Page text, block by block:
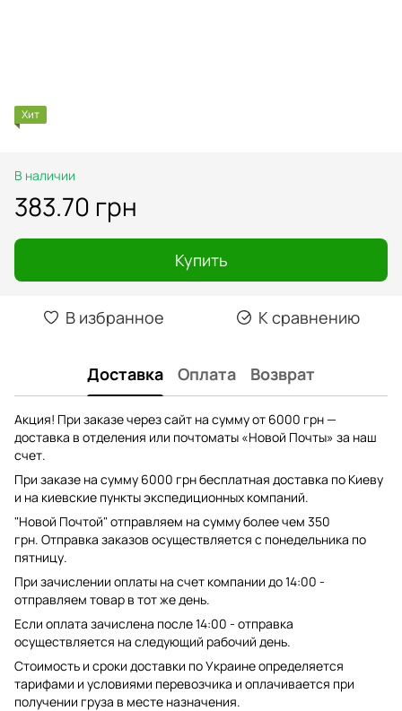
Хит
В наличии
383.70 грн
Купить
В избранное К сравнению
Доставка Оплата Возврат
Акция! При заказе через сайт на сумму от 6000 грн —
доставка в отделения или почтоматы «Новой Почты» за наш
счет.
При заказе на сумму 6000 грн бесплатная доставка по Киеву
и на киевские пункты экспедиционных компаний.
"Новой Почтой" отправляем на сумму более чем 350
грн. Отправка заказов осуществляется с понедельника по
пятницу.
При зачислении оплаты на счет компании до 14:00 -
отправляем товар в тот же день.
Если оплата зачислена после 14:00 - отправка
осуществляется на следующий рабочий день.
Стоимость и сроки доставки по Украине определяется
тарифами и условиями перевозчика и оплачивается при
получении груза в месте назначения.